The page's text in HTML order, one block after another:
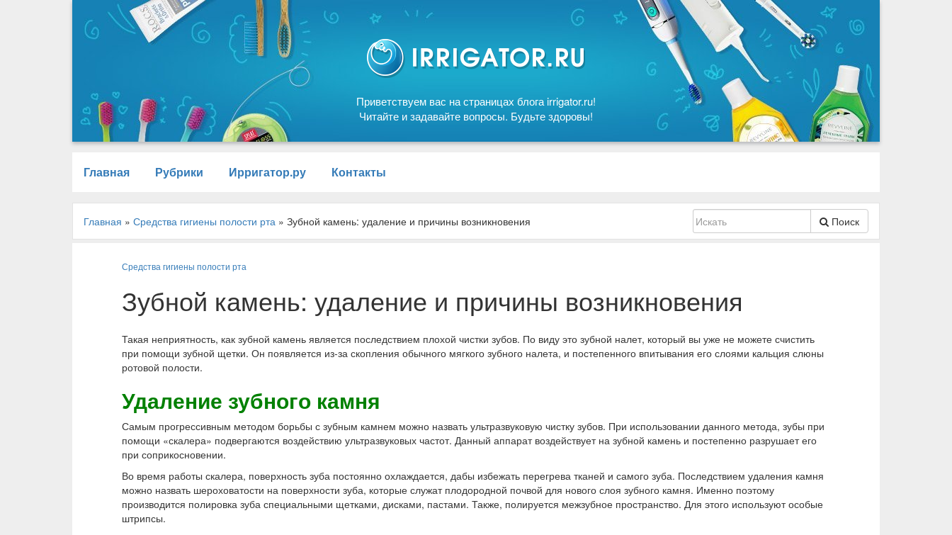
Приветствуем вас на страницах блога irrigator.ru!
Читайте и задавайте вопросы. Будьте здоровы!
Главная Рубрики Ирригатор.ру Контакты
Поиск
Главная » Средства гигиены полости рта » Зубной камень: удаление и причины возникновения
Средства гигиены полости рта
Зубной камень: удаление и причины возникновения
Такая неприятность, как зубной камень является последствием плохой чистки зубов. По виду это зубной налет, который вы уже не можете счистить
при помощи зубной щетки. Он появляется из-за скопления обычного мягкого зубного налета, и постепенного впитывания его слоями кальция слюны
ротовой полости.
Удаление зубного камня
Самым прогрессивным методом борьбы с зубным камнем можно назвать ультразвуковую чистку зубов. При использовании данного метода, зубы при
помощи «скалера» подвергаются воздействию ультразвуковых частот. Данный аппарат воздействует на зубной камень и постепенно разрушает его
при соприкосновении.
Во время работы скалера, поверхность зуба постоянно охлаждается, дабы избежать перегрева тканей и самого зуба. Последствием удаления камня
можно назвать шероховатости на поверхности зуба, которые служат плодородной почвой для нового слоя зубного камня. Именно поэтому
производится полировка зуба специальными щетками, дисками, пастами. Также, полируется межзубное пространство. Для этого используют особые
штрипсы.